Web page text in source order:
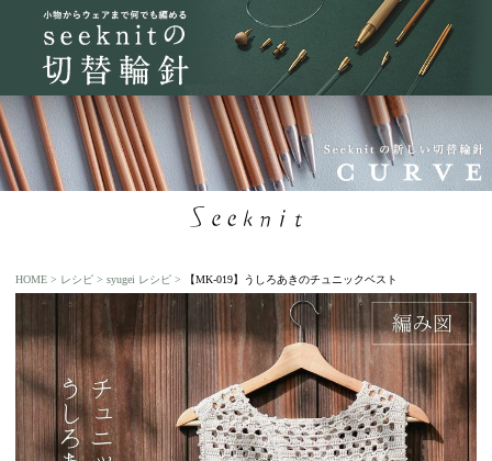
HOME レシピ syugei レシピ 【MK-019】うしろあきのチュニックベスト